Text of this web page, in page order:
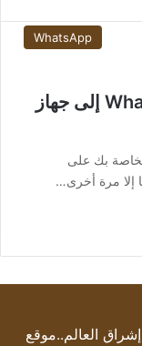
WhatsApp
كيفية تصدير سجل دردشة WhatsApp إلى جهاز
بك على
إشراق العالم..موقع